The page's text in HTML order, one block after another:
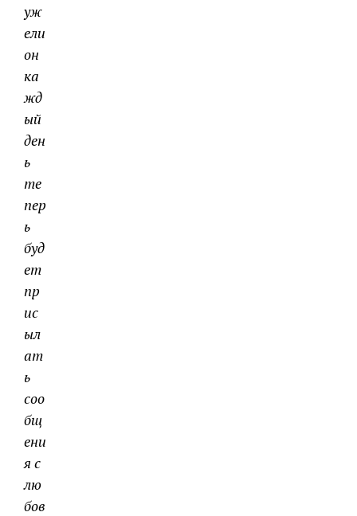
уж
ели
он
ка
жд
ый
ден
ь
те
пер
ь
буд
ет
пр
ис
ыл
ат
ь
соо
бщ
ени
я с
лю
бов